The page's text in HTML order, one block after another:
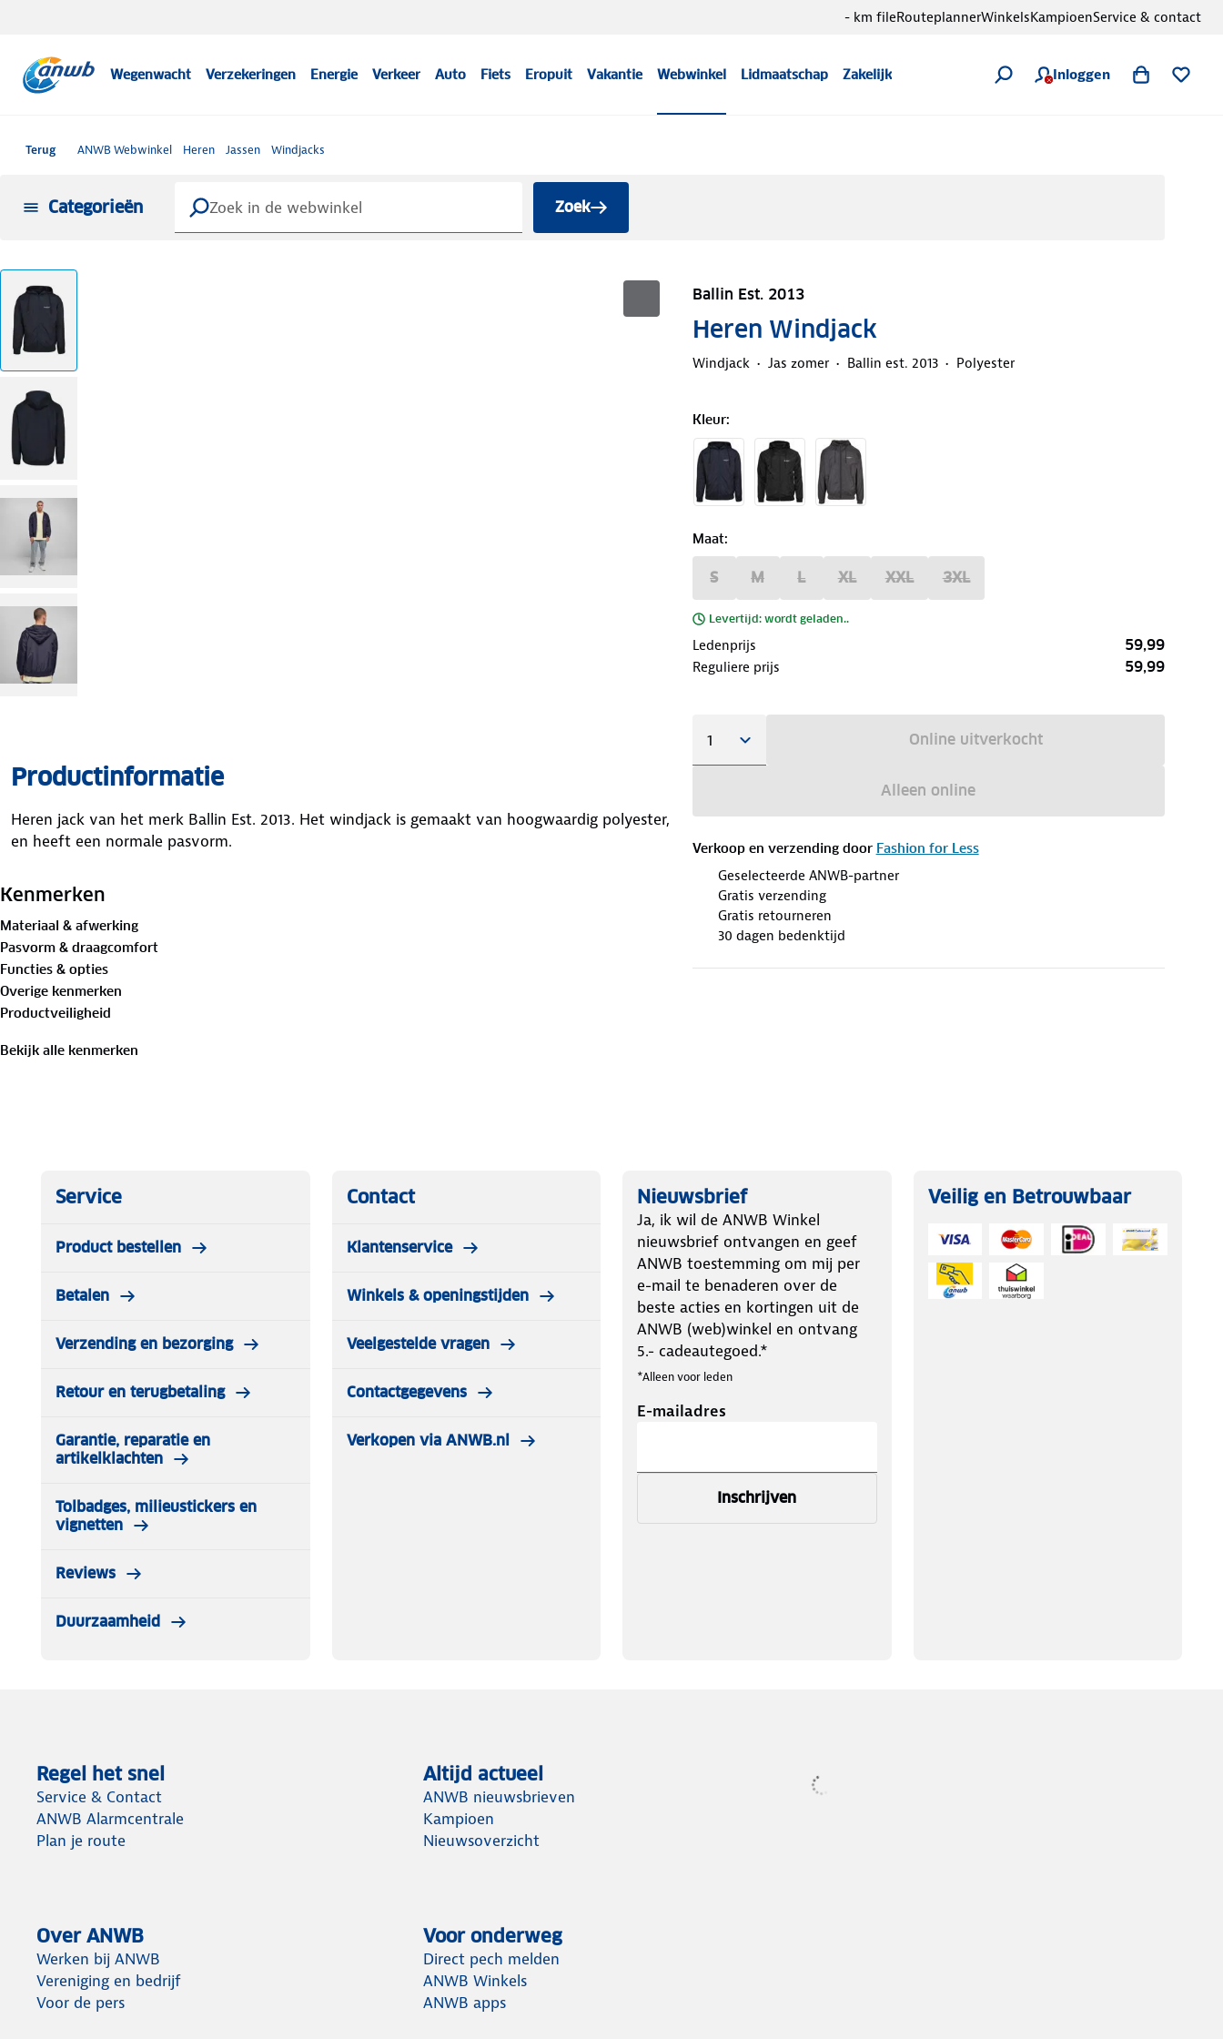
Wegenwacht Verzekeringen Energie Verkeer Auto Fiets Eropuit Vakantie Webwinkel Lidmaatschap Zakelijk Inloggen
- km fileRouteplannerWinkelsKampioenService & contact
Terug ANWB Webwinkel Heren Jassen Windjacks
Categorieën Zoek
Ballin Est. 2013
Heren Windjack
Windjack Jas zomer Ballin est. 2013 Polyester
Kleur:
Maat:
S M L XL XXL 3XL
Levertijd: wordt geladen..
Ledenprijs 59,99
Reguliere prijs 59,99
Online uitverkocht
Alleen online
Verkoop en verzending door Fashion for Less
Geselecteerde ANWB-partner
Gratis verzending
Gratis retourneren
30 dagen bedenktijd
Productinformatie
Heren jack van het merk Ballin Est. 2013. Het windjack is gemaakt van hoogwaardig polyester,
en heeft een normale pasvorm.
Kenmerken
Materiaal & afwerking
Pasvorm & draagcomfort
Functies & opties
Overige kenmerken
Productveiligheid
Bekijk alle kenmerken
Service
Product bestellen
Betalen
Verzending en bezorging
Retour en terugbetaling
Garantie, reparatie en
artikelklachten
Tolbadges, milieustickers en
vignetten
Reviews
Duurzaamheid
Contact
Klantenservice
Winkels & openingstijden
Veelgestelde vragen
Contactgegevens
Verkopen via ANWB.nl
Nieuwsbrief
Ja, ik wil de ANWB Winkel
nieuwsbrief ontvangen en geef
ANWB toestemming om mij per
e-mail te benaderen over de
beste acties en kortingen uit de
ANWB (web)winkel en ontvang
5.- cadeautegoed.*
*Alleen voor leden
E-mailadres
Inschrijven
Veilig en Betrouwbaar
Regel het snel
Service & Contact
ANWB Alarmcentrale
Plan je route
Altijd actueel
ANWB nieuwsbrieven
Kampioen
Nieuwsoverzicht
Over ANWB
Werken bij ANWB
Vereniging en bedrijf
Voor de pers
Voor onderweg
Direct pech melden
ANWB Winkels
ANWB apps